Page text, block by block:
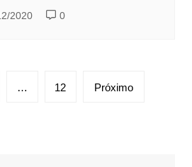
2020 0
… 12 Próximo